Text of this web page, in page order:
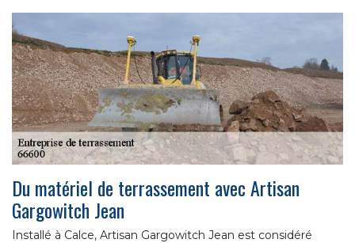
Du matériel de terrassement avec Artisan
Gargowitch Jean
Installé à Calce, Artisan Gargowitch Jean est considéré